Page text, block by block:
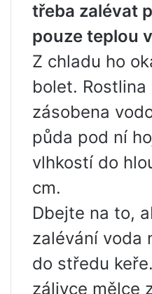
třeba zalévat
pouze teplou
Z chladu ho
bolet.
zásobena
půda pod ní
vlhkostí do
cm.
Dbejte na to,
zalévání voda
do středu
zálivce mělce